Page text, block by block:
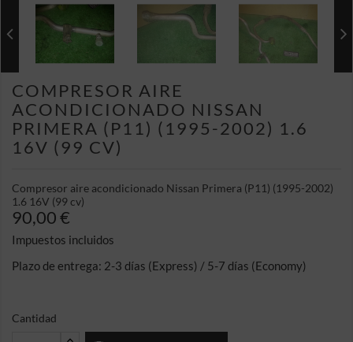
COMPRESOR AIRE
ACONDICIONADO NISSAN
PRIMERA (P11) (1995-2002) 1.6
16V (99 CV)
Compresor aire acondicionado Nissan Primera (P11) (1995-2002)
1.6 16V (99 cv)
90,00 €
Impuestos incluidos
Plazo de entrega: 2-3 días (Express) / 5-7 días (Economy)
Cantidad